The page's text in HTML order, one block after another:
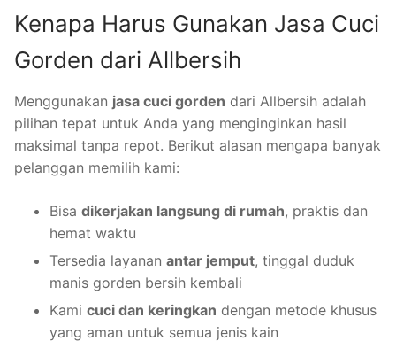
Kenapa Harus Gunakan Jasa Cuci
Gorden dari Allbersih
Menggunakan jasa cuci gorden dari Allbersih adalah
pilihan tepat untuk Anda yang menginginkan hasil
maksimal tanpa repot. Berikut alasan mengapa banyak
pelanggan memilih kami:
Bisa dikerjakan langsung di rumah, praktis dan
hemat waktu
Tersedia layanan antar jemput, tinggal duduk
manis gorden bersih kembali
Kami cuci dan keringkan dengan metode khusus
yang aman untuk semua jenis kain